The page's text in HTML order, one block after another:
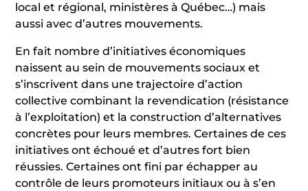
local et régional, ministères à Québec…) mais
aussi avec d’autres mouvements.
En fait nombre d’initiatives économiques
naissent au sein de mouvements sociaux et
s’inscrivent dans une trajectoire d’action
collective combinant la revendication (résistance
à l’exploitation) et la construction d’alternatives
concrètes pour leurs membres. Certaines de ces
initiatives ont échoué et d’autres fort bien
réussies. Certaines ont fini par échapper au
contrôle de leurs promoteurs initiaux ou à s’en